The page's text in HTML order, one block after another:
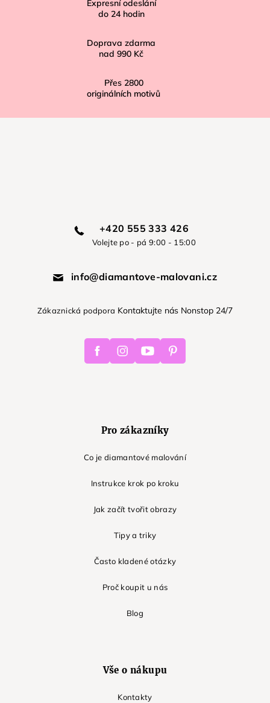
Expresní odeslání
do 24 hodin
Doprava zdarma
nad 990 Kč
Přes 2800
originálních motivů
+420 555 333 426
Volejte po - pá 9:00 - 15:00
info@diamantove-malovani.cz
Zákaznická podpora Kontaktujte nás Nonstop 24/7
FacebookInstagramYoutube Pinterest
Pro zákazníky
Co je diamantové malování
Instrukce krok po kroku
Jak začít tvořit obrazy
Tipy a triky
Často kladené otázky
Proč koupit u nás
Blog
Vše o nákupu
Kontakty